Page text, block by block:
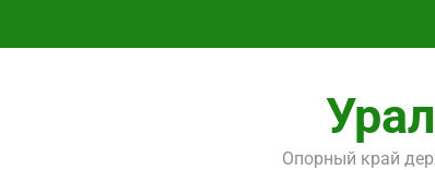
Урал
Опорный край